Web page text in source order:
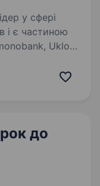
і є частиною
Uklon,
Marketing
до